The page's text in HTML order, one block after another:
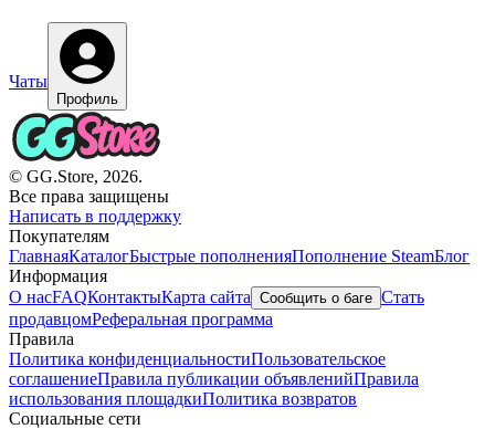
Чаты
Профиль
© GG.Store, 2026.
Все права защищены
Написать в поддержку
Покупателям
ГлавнаяКаталогБыстрые пополненияПополнение SteamБлог
Информация
О насFAQКонтактыКарта сайта Сообщить о баге Стать
продавцомРеферальная программа
Правила
Политика конфиденциальностиПользовательское
соглашениеПравила публикации объявленийПравила
использования площадкиПолитика возвратов
Социальные сети